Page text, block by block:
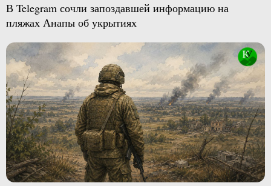
В Telegram сочли запоздавшей информацию на
пляжах Анапы об укрытиях